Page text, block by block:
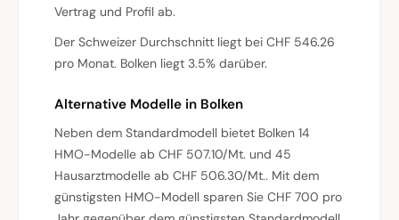
Vertrag und Profil ab.
Der Schweizer Durchschnitt liegt bei CHF 546.26
pro Monat. Bolken liegt 3.5% darüber.
Alternative Modelle in Bolken
Neben dem Standardmodell bietet Bolken 14
HMO-Modelle ab CHF 507.10/Mt. und 45
Hausarztmodelle ab CHF 506.30/Mt.. Mit dem
günstigsten HMO-Modell sparen Sie CHF 700 pro